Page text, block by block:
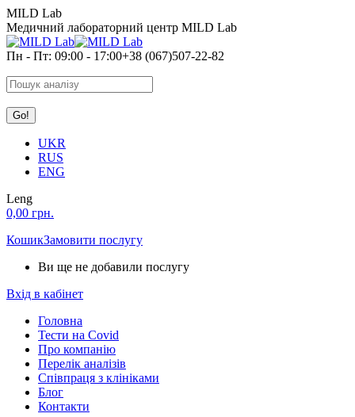
Skip
to
content
MILD Lab
Медичний лабораторний центр MILD Lab
Пн - Пт: 09:00 - 17:00+38 (067)507-22-82
Search:
UKR
RUS
ENG
Leng
0,00 грн.
КошикЗамовити послугу
Ви ще не добавили послугу
Вхід в кабінет
Головна
Тести на Covid
Про компанію
Перелік аналізів
Співпраця з клініками
Блог
Контакти